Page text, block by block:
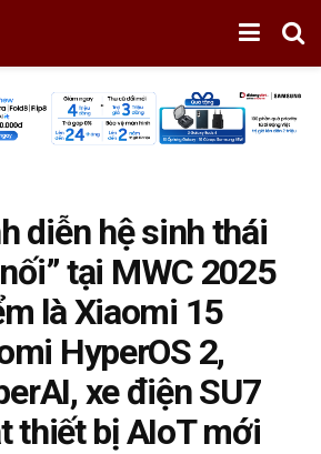
diễn hệ sinh thái
tại MWC 2025
là Xiaomi 15
HyperOS 2,
xe điện SU7
thiết bị AIoT mới